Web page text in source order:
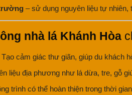
– sử dụng nguyên liệu tự nhiên,
nhà lá Khánh Hòa
Tạo cảm giác thư giãn, giúp du khách
liệu địa phương như lá dừa, tre, gỗ
trình có thể hoàn thiện trong thời